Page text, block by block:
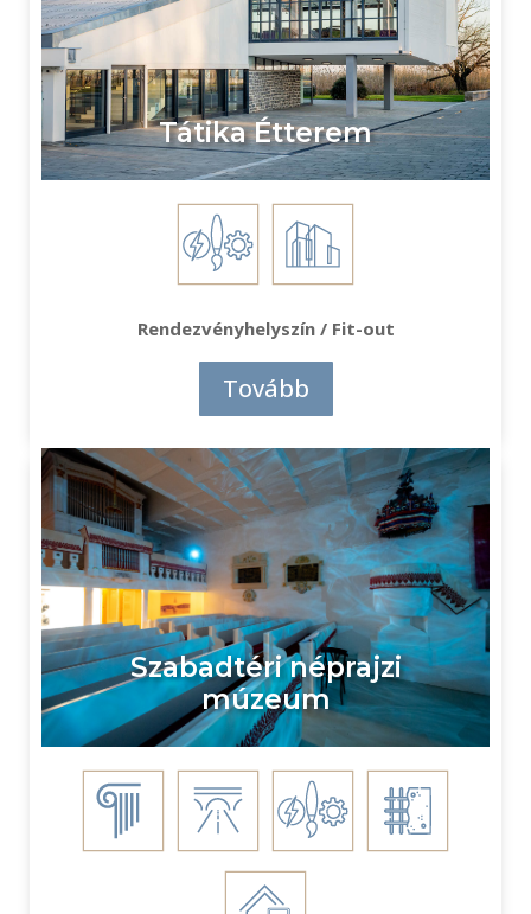
Tátika Étterem
Rendezvényhelyszín / Fit-out
Tovább
Szabadtéri néprajzi
múzeum